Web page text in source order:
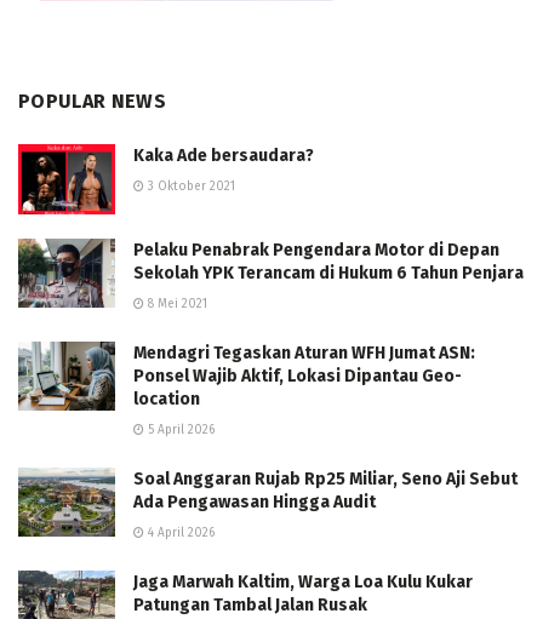
POPULAR NEWS
Kaka Ade bersaudara?
3 Oktober 2021
Pelaku Penabrak Pengendara Motor di Depan
Sekolah YPK Terancam di Hukum 6 Tahun Penjara
8 Mei 2021
Mendagri Tegaskan Aturan WFH Jumat ASN:
Ponsel Wajib Aktif, Lokasi Dipantau Geo-
location
5 April 2026
Soal Anggaran Rujab Rp25 Miliar, Seno Aji Sebut
Ada Pengawasan Hingga Audit
4 April 2026
Jaga Marwah Kaltim, Warga Loa Kulu Kukar
Patungan Tambal Jalan Rusak